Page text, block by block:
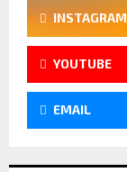
INSTAGRAM
YOUTUBE
EMAIL